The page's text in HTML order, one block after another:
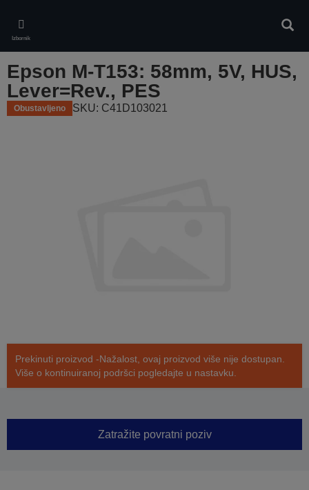
main
content
Izbornik
Epson M-T153: 58mm, 5V, HUS,
Lever=Rev., PES
Obustavljeno SKU: C41D103021
Prekinuti proizvod -Nažalost, ovaj proizvod više nije dostupan.
Više o kontinuiranoj podršci pogledajte u nastavku.
Zatražite povratni poziv